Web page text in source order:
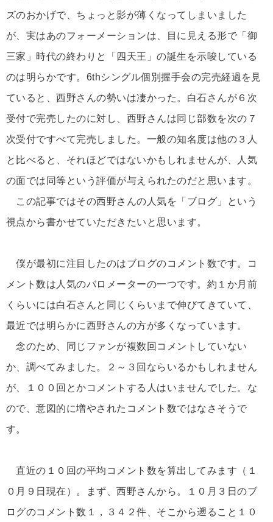
ズのおかげで、ちょっと影が薄くなってしまいました
が、実はあのフォーメーションは、目に見える形で「御
三家」時代の終わりと「四天王」の誕生を示唆している
のは明らかです。6thシングル個別握手会の完売経過を見
ていると、西野さんの勢いは凄かった。白石さんが６次
受付で完売したのに対し、西野さんは同じ部数を次の７
次受付ですべて完売しました。一般の知名度は他の３人
と比べると、それほどではないかもしれませんが、人気
の面では同等という評価が与えられたのだと思います。
この記事ではその西野さんの人気を「ブログ」という
視点から書かせていただきたいと思います。
僕が最初に注目したのはブログのコメント数です。コ
メント数は人気のバロメーターの一つです。約１か月前
くらいには白石さんと同じくらいまで伸びてきていて、
最近では明らかに西野さんの方が多くなっています。
念のため、同じファンが複数回コメントしていない
か、調べてみました。２～３回ならいるかもしれません
が、１００回とかコメントする人はいませんでした。な
ので、意図的に増やされたコメント数ではなさそうで
す。
直近の１０回の平均コメント数を算出してみます（１
０月９日現在）。まず、西野さんから。１０月３日のブ
ログのコメント数１，３４２件、そこから遡ること１０